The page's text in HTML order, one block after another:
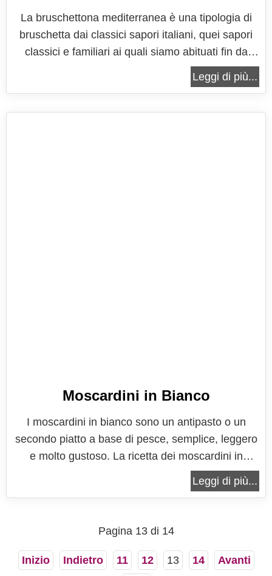
La bruschettona mediterranea è una tipologia di
bruschetta dai classici sapori italiani, quei sapori
classici e familiari ai quali siamo abituati fin da
bambini e che contraddistinguono le ricette tipiche
del nostro Paese. Pomodori, olio extravergine di
Leggi di più...
Moscardini in Bianco
I moscardini in bianco sono un antipasto o un
secondo piatto a base di pesce, semplice, leggero
e molto gustoso. La ricetta dei moscardini in
bianco prevede una cottura semplice con un filo
d'olio extravergine di oliva e vino bianco, il tutto
semplici che si...
Leggi di più...
Pagina 13 di 14
Inizio Indietro 11 12 13 14 Avanti